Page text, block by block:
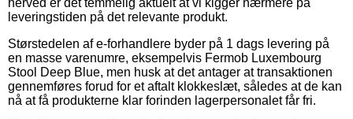
leveringstiden på det relevante produkt.
Størstedelen af e-forhandlere byder på 1 dags levering på
en masse varenumre, eksempelvis Fermob Luxembourg
Stool Deep Blue, men husk at det antager at transaktionen
gennemføres forud for et aftalt klokkeslæt, således at de kan
nå at få produkterne klar forinden lagerpersonalet får fri.